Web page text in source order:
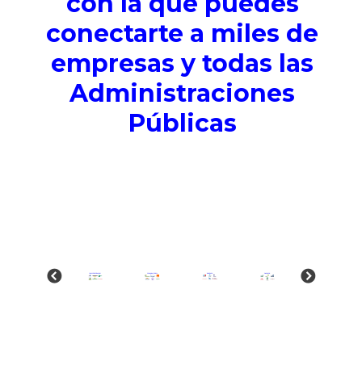
conectarte a miles de
empresas y todas las
Administraciones
Públicas